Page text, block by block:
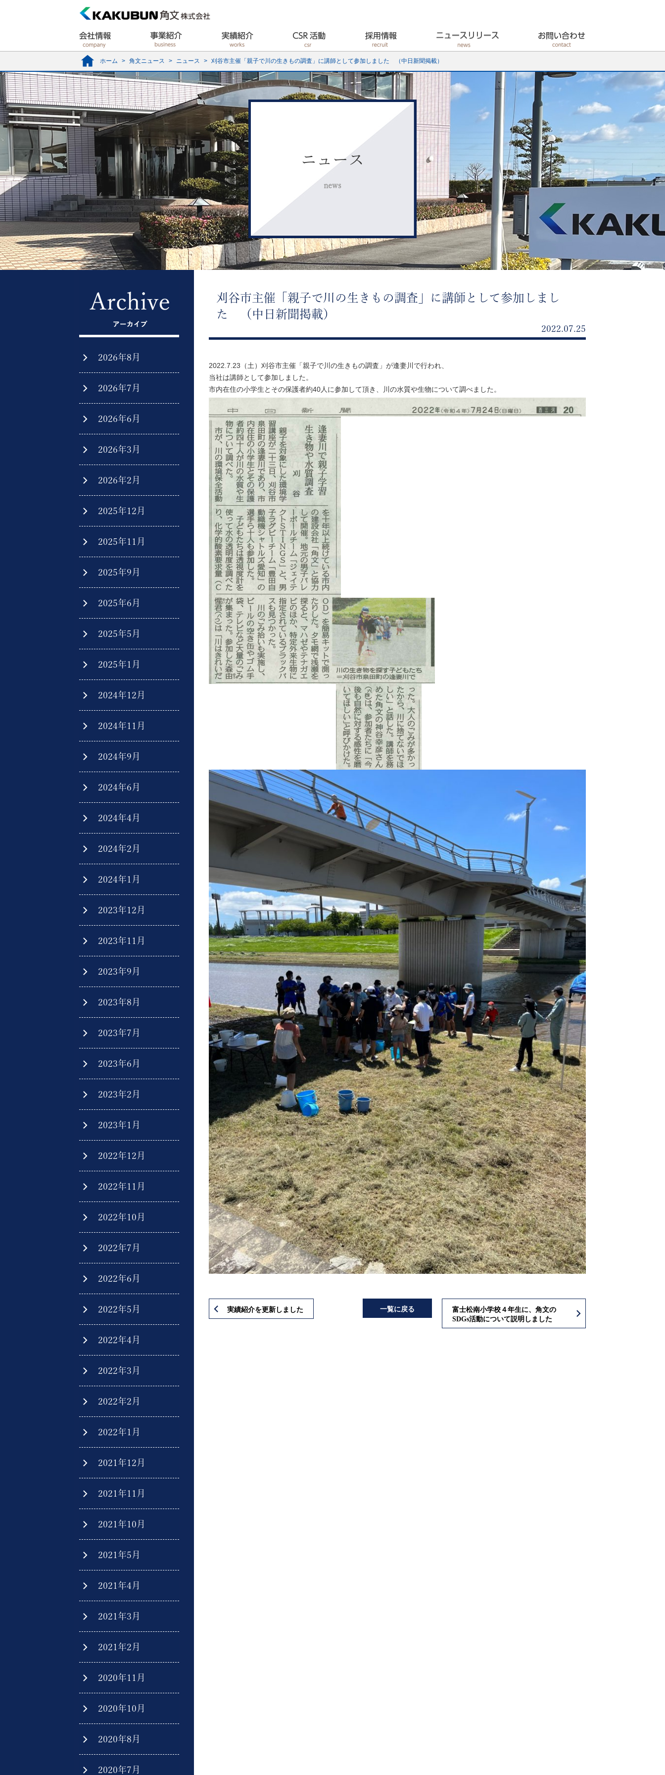
ホーム > 角文ニュース > ニュース > 刈谷市主催「親子で川の生きもの調査」に講師として参加しました （中日新聞掲載）
ニュース
news
刈谷市主催「親子で川の生きもの調査」に講師として参加しまし
た （中日新聞掲載）
2022.07.25
2022.7.23（土）刈谷市主催「親子で川の生きもの調査」が逢妻川で行われ、
当社は講師として参加しました。
市内在住の小学生とその保護者約40人に参加して頂き、川の水質や生物について調べました。
実績紹介を更新しました 一覧に戻る
富士松南小学校４年生に、角文の
SDGs活動について説明しました
2026年8月
2026年7月
2026年6月
2026年3月
2026年2月
2025年12月
2025年11月
2025年9月
2025年6月
2025年5月
2025年1月
2024年12月
2024年11月
2024年9月
2024年6月
2024年4月
2024年2月
2024年1月
2023年12月
2023年11月
2023年9月
2023年8月
2023年7月
2023年6月
2023年2月
2023年1月
2022年12月
2022年11月
2022年10月
2022年7月
2022年6月
2022年5月
2022年4月
2022年3月
2022年2月
2022年1月
2021年12月
2021年11月
2021年10月
2021年5月
2021年4月
2021年3月
2021年2月
2020年11月
2020年10月
2020年8月
2020年7月